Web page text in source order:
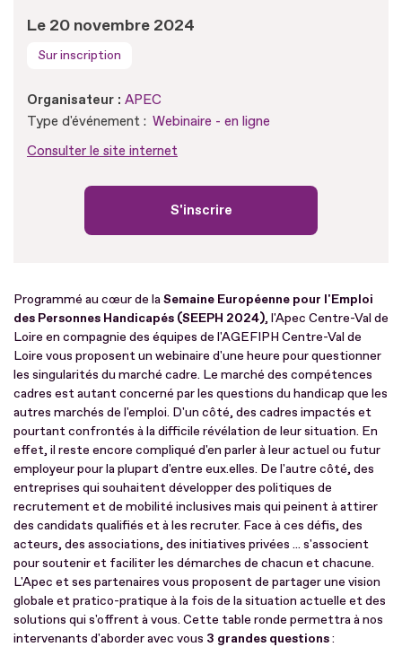
Le 20 novembre 2024
Sur inscription
Organisateur : APEC
Type d'événement : Webinaire - en ligne
Consulter le site internet
S'inscrire
Programmé au cœur de laSemaine Européenne pour l'Emploi
des Personnes Handicapés (SEEPH 2024), l'Apec Centre-Val de
Loire en compagnie des équipes de l'AGEFIPH Centre-Val de
Loire vous proposent un webinaire d'une heure pour questionner
les singularités du marché cadre. Le marché des compétences
cadres est autant concerné par les questions du handicap que les
autres marchés de l'emploi. D'un côté, des cadres impactés et
pourtant confrontés à la difficile révélation de leur situation. En
effet, il reste encore compliqué d'en parler à leur actuel ou futur
employeur pour la plupart d'entre eux.elles. De l'autre côté, des
entreprises qui souhaitent développer des politiques de
recrutement et de mobilité inclusives mais qui peinent à attirer
des candidats qualifiés et à les recruter. Face à ces défis, des
acteurs, des associations, des initiatives privées ... s'associent
pour soutenir et faciliter les démarches de chacun et chacune.
L'Apec et ses partenaires vous proposent de partager une vision
globale et pratico-pratique à la fois de la situation actuelle et des
solutions qui s'offrent à vous. Cette table ronde permettra à nos
intervenants d'aborder avec vous 3 grandes questions: